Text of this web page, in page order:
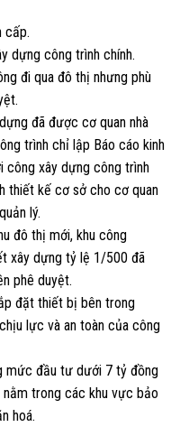
cấp.
dựng công trình chính.
đi qua đô thị nhưng phù
đã được cơ quan nhà
trình chỉ lập Báo cáo kinh
công xây dựng công trình
thiết kế cơ sở cho cơ quan
lý.
đô thị mới, khu công
xây dựng tỷ lệ 1/500 đã
phê duyệt.
đặt thiết bị bên trong
lực và an toàn của công
mức đầu tư dưới 7 tỷ đồng
nằm trong các khu vực bảo
hoá.